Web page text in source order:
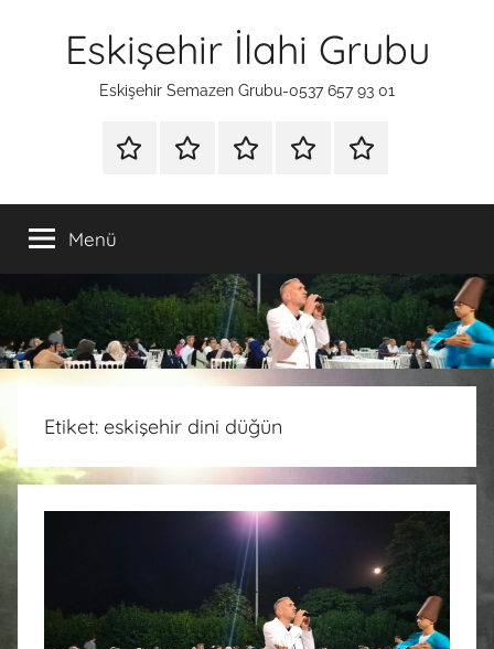
Eskişehir İlahi Grubu
Eskişehir Semazen Grubu-0537 657 93 01
ANA
SÜNNETİLAHİ
HAKKIMIZDA
İLETİŞİM
Menü
Etiket: eskişehir dini düğün